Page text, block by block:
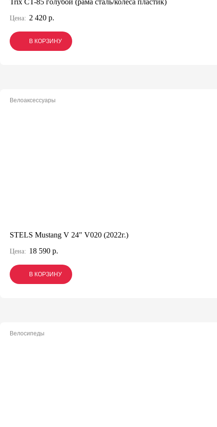
Trix CT-85 голубой (рама сталь/колеса пластик)
Цена: 2 420 р.
В КОРЗИНУ
В КОРЗИНУ
В КОРЗИНУ
Велоаксессуары
STELS Mustang V 24" V020 (2022г.)
Цена: 18 590 р.
В КОРЗИНУ
В КОРЗИНУ
В КОРЗИНУ
Велосипеды